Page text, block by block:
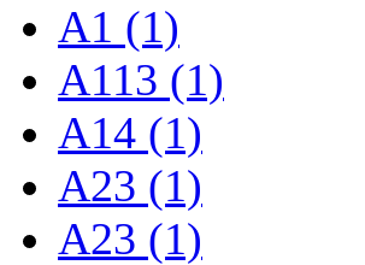
A1 (1)
A113 (1)
A14 (1)
A23 (1)
A23 (1)